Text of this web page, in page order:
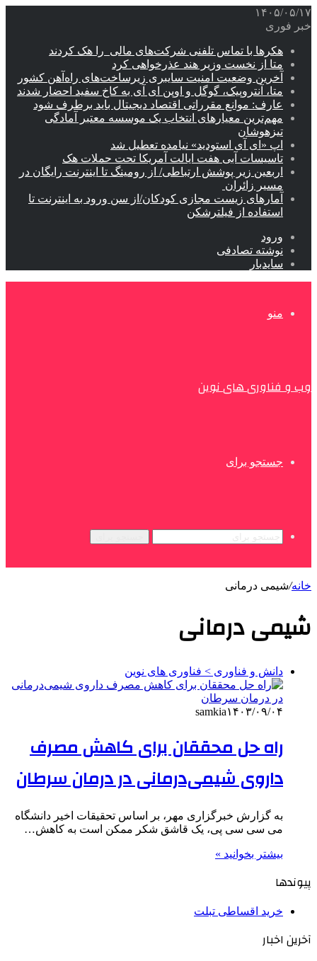
۱۴۰۵/۰۵/۱۷
خبر فوری
هکرها با تماس تلفنی شرکت‌های مالی را هک کردند
متا از نخست وزیر هند عذرخواهی کرد
آخرین وضعیت امنیت سایبری زیرساخت‌های راه‌آهن کشور
متا، آنتروپیک، گوگل و اوپن ای آی به کاخ سفید احضار شدند
عارف: موانع مقرراتی اقتصاد دیجیتال باید برطرف شود
مهم‌ترین معیارهای انتخاب یک موسسه معتبر آمادگی
تیزهوشان
اپ «ای آی استودید» نیامده تعطیل شد
تاسیسات آبی هفت ایالت آمریکا تحت حملات هک
اربعین زیر پوشش ارتباطی/ از رومینگ تا اینترنت رایگان در
مسیر زائران
آمارهای زیست مجازی کودکان/از سن ورود به اینترنت تا
استفاده از فیلترشکن
ورود
نوشته تصادفی
سایدبار
منو
وب و فناوری های نوین
جستجو برای
خانه/شیمی درمانی
شیمی درمانی
دانش و فناوری > فناوری های نوین
samkia۱۴۰۳/۰۹/۰۴
راه حل محققان برای کاهش مصرف
داروی شیمی‌درمانی در درمان سرطان
به گزارش خبرگزاری مهر، بر اساس تحقیقات اخیر دانشگاه
می سی سی پی، یک قاشق شکر ممکن است به کاهش…
بیشتر بخوانید »
پیوندها
خرید اقساطی تبلت
آخرین اخبار